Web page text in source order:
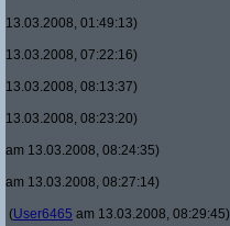
13.03.2008, 01:49:13)
13.03.2008, 07:22:16)
13.03.2008, 08:13:37)
13.03.2008, 08:23:20)
am 13.03.2008, 08:24:35)
am 13.03.2008, 08:27:14)
(User6465 am 13.03.2008, 08:29:45)